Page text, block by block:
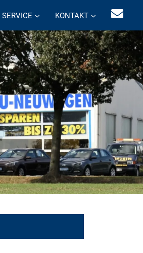
SERVICE KONTAKT